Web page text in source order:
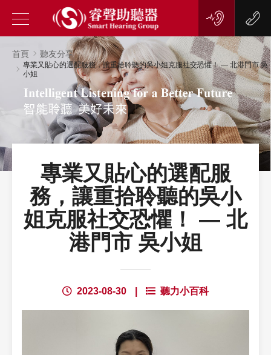
首頁 聽友分享
專業又貼心的選配服務，讓重拾聆聽的吳小姐克服社交恐懼！ — 北港門市 吳
小姐
專業又貼心的選配服
務，讓重拾聆聽的吳小
姐克服社交恐懼！ — 北
港門市 吳小姐
2023-08-30 聽力小百科